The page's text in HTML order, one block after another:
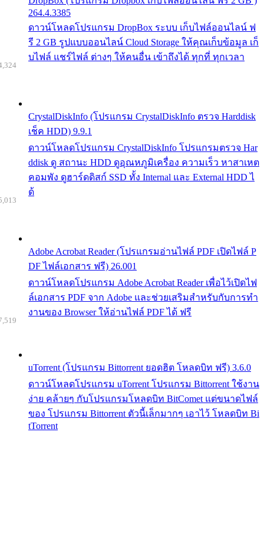
264.4.3385
ดาวน์โหลดโปรแกรม DropBox ระบบ เก็บไฟล์ออนไลน์ ฟ
รี 2 GB รูปแบบออนไลน์ Cloud Storage ให้คุณเก็บข้อมูล เก็
บไฟล์ แชร์ไฟล์ ต่างๆ ให้คนอื่น เข้าถึงได้ ทุกที่ ทุกเวลา
CrystalDiskInfo (โปรแกรม CrystalDiskInfo ตรวจ Harddisk
เช็ค HDD) 9.9.1
ดาวน์โหลดโปรแกรม CrystalDiskInfo โปรแกรมตรวจ Har
ddisk ดู สถานะ HDD ดูอุณหภูมิเครื่อง ความเร็ว หาสาเหต
คอมพัง ดูฮาร์ดดิสก์ SSD ทั้ง Internal และ External HDD ไ
ด้
Adobe Acrobat Reader (โปรแกรมอ่านไฟล์ PDF เปิดไฟล์ P
DF ไฟล์เอกสาร ฟรี) 26.001
ดาวน์โหลดโปรแกรม Adobe Acrobat Reader เพื่อไว้เปิดไฟ
ล์เอกสาร PDF จาก Adobe และช่วยเสริมสำหรับกับการทำ
งานของ Browser ให้อ่านไฟล์ PDF ได้ ฟรี
uTorrent (โปรแกรม Bittorrent ยอดฮิต โหลดบิท ฟรี) 3.6.0
ดาวน์โหลดโปรแกรม uTorrent โปรแกรม Bittorrent ใช้งาน
ง่าย คล้ายๆ กับโปรแกรมโหลดบิท BitComet แต่ขนาดไฟล์
ของ โปรแกรม Bittorrent ตัวนี้เล็กมากๆ เอาไว้ โหลดบิท Bi
tTorrent